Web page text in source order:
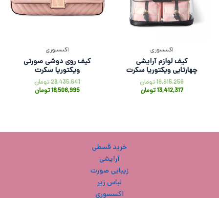
اکسسوری
کیف لوازم آرایشی
چهارتایی ویکتوریا سکرت
19,915,256تومان
13,412,317تومان
اکسسوری
کیف روی دوشی صورتی
ویکتوریا سکرت
28,435,641تومان
18,508,995تومان
خرید قسطی
آرایشی
زیبایی صورت
لباس زیر
اکسسوری